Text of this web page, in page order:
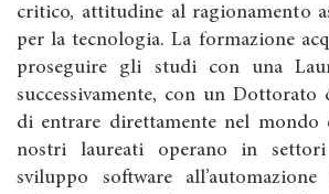
critico, attitudine al ragionamento
per la tecnologia. La formazione
proseguire gli studi con una
successivamente, con un Dottorato
di entrare direttamente nel mondo
nostri laureati operano in
sviluppo software